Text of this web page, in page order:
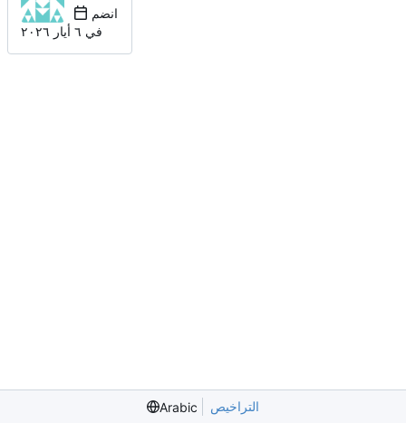
في
Arabic التراخيص